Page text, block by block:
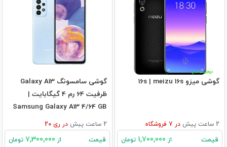
گوشی میزو 16s | meizu 16s
2 ساعت پیش در فروشگاه
قیمت از تومان
گوشی سامسونگ Galaxy A13
ظرفیت 64 رم 4 گیگابایت |
Samsung Galaxy A13 4/64 GB
2 ساعت پیش در ری 20
قیمت از تومان